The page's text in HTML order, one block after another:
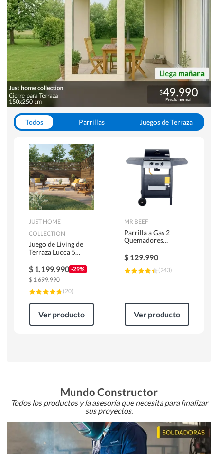
Todos Parrillas
Juegos de Terraza
JUST HOME
COLLECTION
Juego de Living de
Terraza Lucca 5
$ 1.199.990 -29%
$1.699.990
(20)
Ver producto
MR BEEF
Parrilla a Gas 2
Quemadores
$ 129.990
(243)
Ver producto
Mundo Constructor
Todos los productos y la asesoría que necesita para finalizar
sus proyectos.